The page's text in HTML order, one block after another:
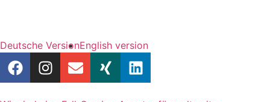
Deutsche VersionEnglish version